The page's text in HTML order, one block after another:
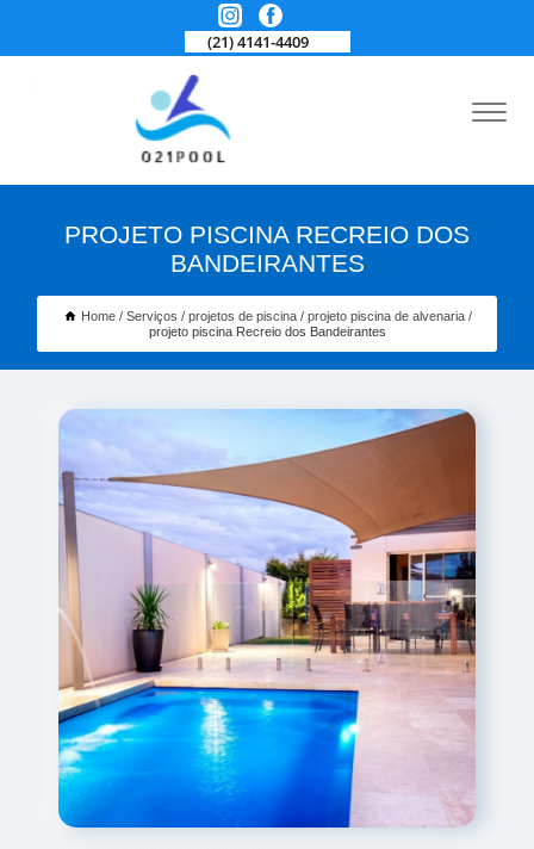
(21) 4141-4409
PROJETO PISCINA RECREIO DOS
BANDEIRANTES
Home Serviços projetos de piscina
projeto piscina de alvenaria
projeto piscina Recreio dos Bandeirantes